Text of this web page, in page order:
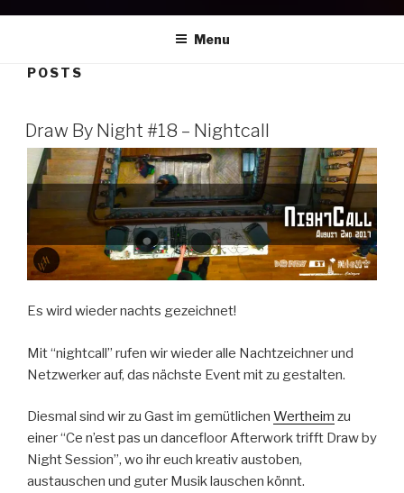
Menu
POSTS
Draw By Night #18 – Nightcall
Es wird wieder nachts gezeichnet!
Mit “nightcall” rufen wir wieder alle Nachtzeichner und
Netzwerker auf, das nächste Event mit zu gestalten.
Diesmal sind wir zu Gast im gemütlichen Wertheim zu
einer “Ce n’est pas un dancefloor Afterwork trifft Draw by
Night Session”, wo ihr euch kreativ austoben,
austauschen und guter Musik lauschen könnt.